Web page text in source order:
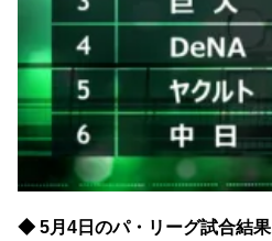
◆ 5月4日のパ・リーグ試合結果